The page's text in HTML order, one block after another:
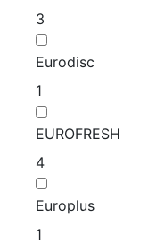
3
Eurodisc
1
EUROFRESH
4
Europlus
1